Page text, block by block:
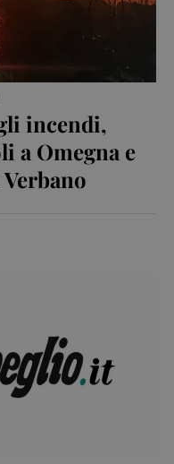
incendi,
a Omegna e